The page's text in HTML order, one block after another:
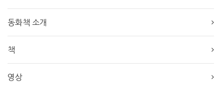
동화책 소개
책
영상